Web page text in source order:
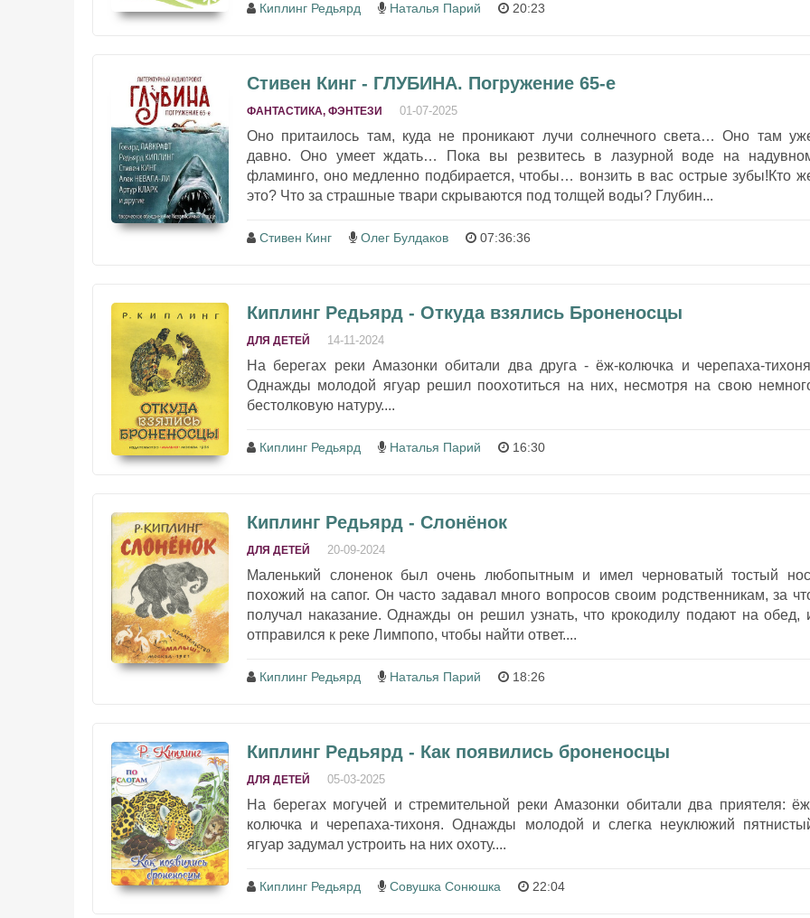
Киплинг Редьярд Наталья Парий 20:23
Стивен Кинг - ГЛУБИНА. Погружение 65-е
ФАНТАСТИКА, ФЭНТЕЗИ 01-07-2025
Оно притаилось там, куда не проникают лучи солнечного света… Оно там
давно. Оно умеет ждать… Пока вы резвитесь в лазурной воде на
фламинго, оно медленно подбирается, чтобы… вонзить в вас острые зубы!Кто
это? Что за страшные твари скрываются под толщей воды? Глубин...
Стивен Кинг Олег Булдаков 07:36:36
Киплинг Редьярд - Откуда взялись Броненосцы
ДЛЯ ДЕТЕЙ 14-11-2024
На берегах реки Амазонки обитали два друга - ёж-колючка и черепаха-
Однажды молодой ягуар решил поохотиться на них, несмотря на свою
бестолковую натуру....
Киплинг Редьярд Наталья Парий 16:30
Киплинг Редьярд - Слонёнок
ДЛЯ ДЕТЕЙ 20-09-2024
Маленький слоненок был очень любопытным и имел черноватый тостый
похожий на сапог. Он часто задавал много вопросов своим родственникам, за
получал наказание. Однажды он решил узнать, что крокодилу подают на обед,
отправился к реке Лимпопо, чтобы найти ответ....
Киплинг Редьярд Наталья Парий 18:26
Киплинг Редьярд - Как появились броненосцы
ДЛЯ ДЕТЕЙ 05-03-2025
На берегах могучей и стремительной реки Амазонки обитали два приятеля:
колючка и черепаха-тихоня. Однажды молодой и слегка неуклюжий
ягуар задумал устроить на них охоту....
Киплинг Редьярд Совушка Сонюшка 22:04